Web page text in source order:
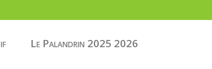
Le Palandrin 2025 2026